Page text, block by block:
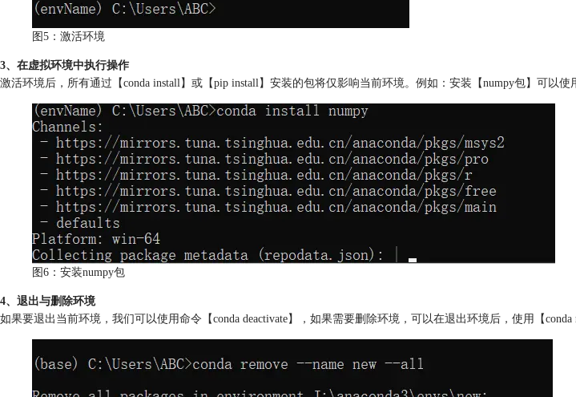
图5：激活环境
3、在虚拟环境中执行操作
激活环境后，所有通过【conda install】或【pip install】安装的包将仅影响当前环境。例如：安装【numpy包】可以使
图6：安装numpy包
4、退出与删除环境
如果要退出当前环境，我们可以使用命令【conda deactivate】，如果需要删除环境，可以在退出环境后，使用【